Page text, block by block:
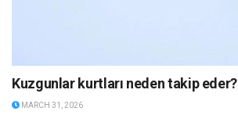
Kuzgunlar kurtları neden takip eder?
MARCH 31, 2026